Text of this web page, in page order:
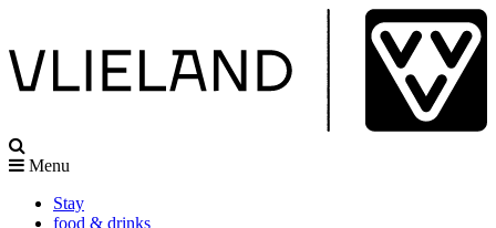
Menu
Stay
food & drinks